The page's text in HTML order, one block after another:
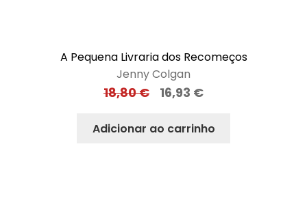
A Pequena Livraria dos Recomeços
Jenny Colgan
18,80€ 16,93 €
Adicionar ao carrinho